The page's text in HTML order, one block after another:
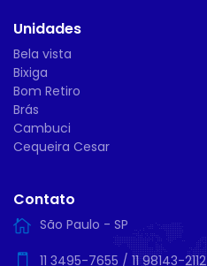
Unidades
Bela vista
Bixiga
Bom Retiro
Brás
Cambuci
Cequeira Cesar
Contato
São Paulo - SP
11 3495-7655 / 11 98143-2112